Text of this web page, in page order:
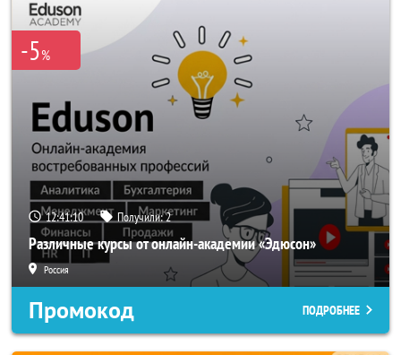
-5%
12:41:08 Получили:2
Различные курсы от онлайн-академии «Эдюсон»
Россия
Промокод ПОДРОБНЕЕ